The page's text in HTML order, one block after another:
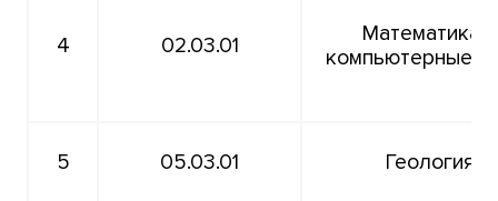
4 02.03.01
Математика и
компьютерные
5 05.03.01 Геология